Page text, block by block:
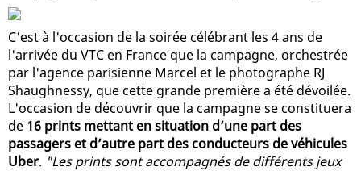
C'est à l'occasion de la soirée célébrant les 4 ans de
l'arrivée du VTC en France que la campagne, orchestrée
par l'agence parisienne Marcel et le photographe RJ
Shaughnessy, que cette grande première a été dévoilée.
L'occasion de découvrir que la campagne se constituera
de 16 prints mettant en situation d’une part des
passagers et d’autre part des conducteurs de véhicules
Uber. "Les prints sont accompagnés de différents jeux